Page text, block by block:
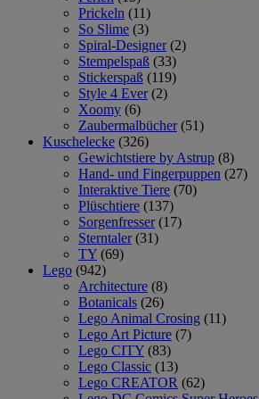
Prickeln (11)
So Slime (3)
Spiral-Designer (2)
Stempelspaß (33)
Stickerspaß (119)
Style 4 Ever (2)
Xoomy (6)
Zaubermalbücher (51)
Kuschelecke (326)
Gewichtstiere by Astrup (8)
Hand- und Fingerpuppen (27)
Interaktive Tiere (70)
Plüschtiere (137)
Sorgenfresser (17)
Sterntaler (31)
TY (69)
Lego (942)
Architecture (8)
Botanicals (26)
Lego Animal Crosing (11)
Lego Art Picture (7)
Lego CITY (83)
Lego Classic (13)
Lego CREATOR (62)